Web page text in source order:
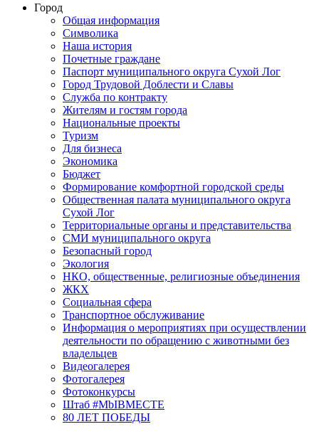
Город
Общая информация
Символика
Наша история
Почетные граждане
Паспорт муниципального округа Сухой Лог
Город Трудовой Доблести и Славы
Служба по контракту
Жителям и гостям города
Национальные проекты
Туризм
Для бизнеса
Экономика
Бюджет
Формирование комфортной городской среды
Общественная палата муниципального округа
Сухой Лог
Территориальные органы и представительства
СМИ муниципального округа
Безопасный город
Экология
НКО, общественные, религиозные объединения
ЖКХ
Социальная сфера
Транспортное обслуживание
Информация о мероприятиях при осуществлении
деятельности по обращению с животными без
владельцев
Видеогалерея
Фотогалерея
Фотоконкурсы
Штаб #MbIBMECTE
80 ЛЕТ ПОБЕДЫ